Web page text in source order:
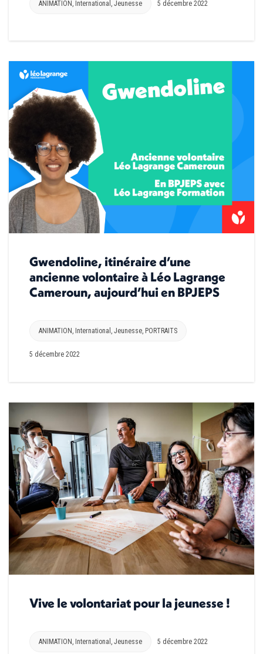
ANIMATION , International , Jeunesse 5 décembre 2022
Gwendoline, itinéraire d’une
ancienne volontaire à Léo Lagrange
Cameroun, aujourd’hui en BPJEPS
ANIMATION , International , Jeunesse, PORTRAITS
5 décembre 2022
Vive le volontariat pour la jeunesse !
ANIMATION , International , Jeunesse 5 décembre 2022